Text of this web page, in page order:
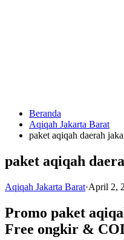
HUBUNGI
KAMI
0823
Beranda
Aqiqah Jakarta Barat
paket aqiqah daerah
paket aqiqah
Aqiqah Jakarta Barat·April 2,
Promo paket
Free ongkir &